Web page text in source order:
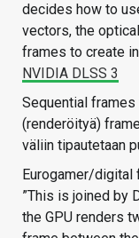
decides how to
vectors, the
frames to create
NVIDIA DLSS 3
Sequential
(renderöityä)
väliin tipautetaan
Eurogamer/digital
”This is joined by
the GPU renders